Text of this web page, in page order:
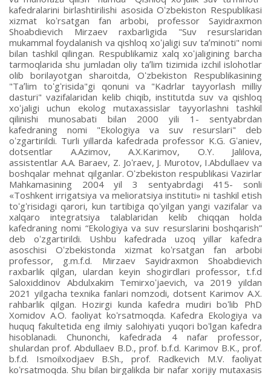
kafedralarini birlashtirilishi asosida Oʻzbekiston Respublikasi
xizmat koʻrsatgan fan arbobi, professor Sayidraxmon
Shoabdievich Mirzaev raxbarligida "Suv resurslaridan
mukammal foydalanish va qishloq xoʻjaligi suv taʼminoti" nomi
bilan tashkil qilingan. Respublikamiz xalq xoʻjaligining barcha
tarmoqlarida shu jumladan oliy taʼlim tizimida izchil islohotlar
olib borilayotgan sharoitda, Oʻzbekiston Respublikasining
"Taʼlim toʻgʻrisida"gi qonuni va "Kadrlar tayyorlash milliy
dasturi" vazifalaridan kelib chiqib, institutda suv va qishloq
xoʻjaligi uchun ekolog mutaxassislar tayyorlashni tashkil
qilinishi munosabati bilan 2000 yili 1- sentyabrdan
kafedraning nomi "Ekologiya va suv resurslari" deb
oʻzgartirildi. Turli yillarda kafedrada professor K.G. Gʻaniev,
dotsentlar А.Аzimov, А.X.Karimov, O.Y. Jalilova,
assistentlar А.А. Baraev, Z. Joʻraev, J. Murotov, I.Аbdullaev va
boshqalar mehnat qilganlar. Oʻzbekiston respublikasi Vazirlar
Mahkamasining 2004 yil 3 sentyabrdagi 415- sonli
«Toshkent irrigatsiya va melioratsiya instituti» ni tashkil etish
toʻgʻrisidagi qarori, kun tartibiga qoʻyilgan yangi vazifalar va
xalqaro integratsiya talablaridan kelib chiqqan holda
kafedraning nomi “Ekologiya va suv resurslarini boshqarish”
deb oʻzgartirildi. Ushbu kafedrada uzoq yillar kafedra
asoschisi Oʻzbekistonda xizmat koʻrsatgan fan arbobi
professor, g.m.f.d. Mirzaev Sayidraxmon Shoabdievich
raxbarlik qilgan, ulardan keyin shogirdlari professor, t.f.d
Saloxiddinov Аbdulxakim Temirxoʻjaevich, va 2019 yildan
2021 yilgacha texnika fanlari nomzodi, dotsent Karimov А.X.
rahbarlik qilgan. Hozirgi kunda kafedra mudiri boʻlib PhD
Xomidov A.O. faoliyat koʻrsatmoqda. Kafedra Ekologiya va
huquq fakultetida eng ilmiy salohiyati yuqori boʻlgan kafedra
hisoblanadi. Chunonchi, kafedrada 4 nafar professor,
shulardan prof. Abdullaev B.D., prof. b.f.d. Karimov B.K., prof.
b.f.d. Ismoilxodjaev B.Sh., prof. Radkevich M.V. faoliyat
koʻrsatmoqda. Shu bilan birgalikda bir nafar xorijiy mutaxasis